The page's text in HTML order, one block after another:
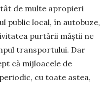
de multe apro­pieri
public local, în autobuze,
purtării măștii ne
transportului. Dar
că mijloacele de
cu toate astea,